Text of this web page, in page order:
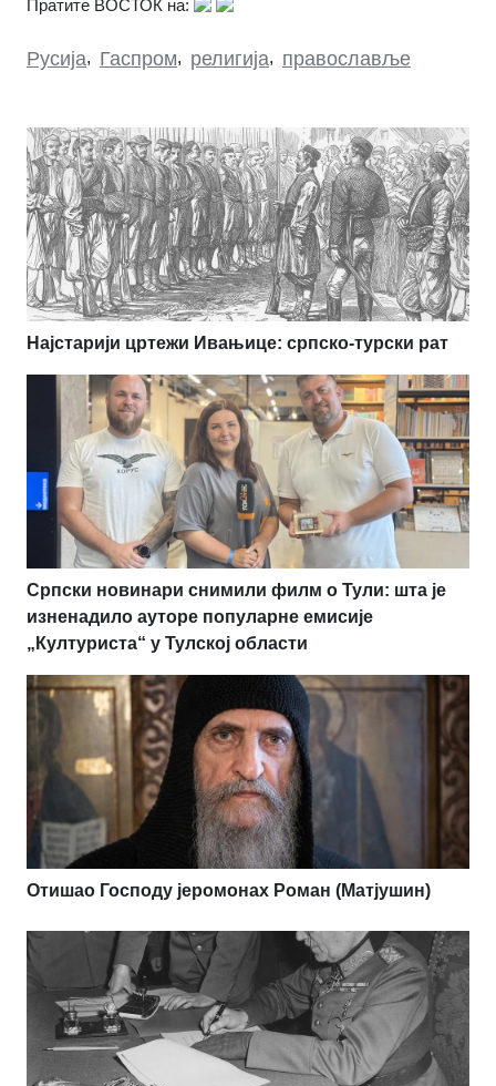
Пратите ВОСТОК на:
Русија, Гаспром, религија, православље
Најстарији цртежи Ивањице: српско-турски рат
Српски новинари снимили филм о Тули: шта је
изненадило ауторе популарне емисије
„Културиста“ у Тулској области
Отишао Господу јеромонах Роман (Матјушин)